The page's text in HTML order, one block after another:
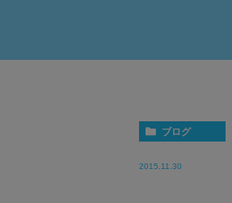
ブログ
2015.11.30